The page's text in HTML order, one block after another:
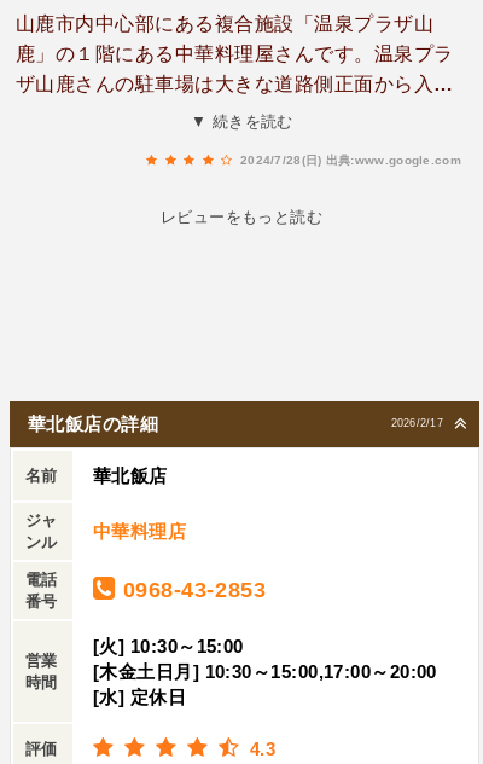
は無しでしたセットメニューのメインをサンラー
タンに変更して頂きました溶岩食っちゃったーく
らいの熱さですよレンゲ無しではすすれません因
美味しくいただきました。
山鹿市内中心部にある複合施設「温泉プラザ山
鹿」の１階にある中華料理屋さんです。温泉プラ
ザ山鹿さんの駐車場は大きな道路側正面から入り
ます。初めてだと、戸惑うかもです。この駐車場
店にはエスカレーターで1階に向かいます。お店
平燕（卵はうずらです）半 高菜炒飯馬スジの煮込
み＋サラダ他にも、中華料理屋さんの定番メニュ
ーがスタンバイされていて、どれも気になりまし
ット（速！）太平燕は、熊本在住以外の方は余り
知らないと思いますが、ちゃんぽんの麺が春雨に
変更された料理と表現した方が解りやすいと思い
けれど豚骨ベースのスープと野菜たっぷり入って
います。高菜炒飯、馬スジ煮込みなども、味は濃
すね～。これは美味しい! あと、安い！こうなる
▼ 続きを読む
2024/7/28(日) 出典:www.google.com
レビューをもっと読む
2026/2/17
華北飯店の詳細
名前 華北飯店
ジャ
ンル
中華料理店
電話
番号
0968-43-2853
営業
時間
[火] 10:30～15:00
[木金土日月] 10:30～15:00,17:00～20:00
[水] 定休日
評価 4.3